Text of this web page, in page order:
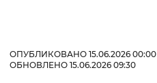
ОПУБЛИКОВАНО 15.06.2026 00:00
ОБНОВЛЕНО 15.06.2026 09:30